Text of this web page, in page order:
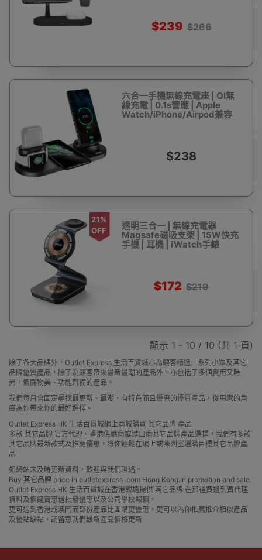
$239 $266
六合一手機無線充電座 | QI無
線充電 | 0.1s響應 | Apple
Watch/iPhone/Airpod兼容
$238
21%
OFF
透明三合一 | 無線充電器
Magsafe磁吸支架 | 15W快充
手機 | 耳機 | iWatch手錶
$172 $219
顯示 1 - 10 / 10 (共 1 頁)
除了各大品牌外，Outlet Express 生活百貨城亦為顧客精選一系列小眾及其它
品牌優質產品，除了為顧客帶來最新最潮的產品外，亦包括了多個實用又時
尚，價廉物美、功能齊備的產品。
我們每月會固定尋找最更新、最潮、有特色而且優惠的優質產品，從用家的角
度為你帶來你的最好選擇。
Outlet Express HK 生活百貨城網上商城購買 其它品牌 產品
多款 其它品牌 官方代理、香港供應商或進口商其它品牌產品選擇，我們有多款
其它品牌最新款式及推薦優惠，讓你輕鬆在網上或陳列室選購目標其它品牌產
品
如網站未及時更新資料，歡迎與我們聯絡。
Buy 其它品牌 price in outletexpress .com Hong Kong.In promotion and sale.
Outlet Express HK 生活百貨城在香港觀塘提供 其它品牌 在那裡買邊到買代理
資料及價錢實惠借批發優惠以及公司學校報價，
更可送到香港或澳門而部份產品比團購更優惠，更可以為你推薦推介相似產品
及優點缺點，請留意我們最新產品價格更新